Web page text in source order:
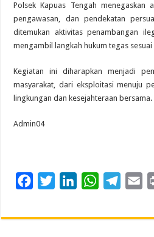
Polsek Kapuas Tengah menegaskan
pengawasan, dan pendekatan
ditemukan aktivitas penambangan
mengambil langkah hukum tegas
Kegiatan ini diharapkan menjadi
masyarakat, dari eksploitasi menuju
lingkungan dan kesejahteraan bersama.
Admin04
c
i
n
W
a
l
a